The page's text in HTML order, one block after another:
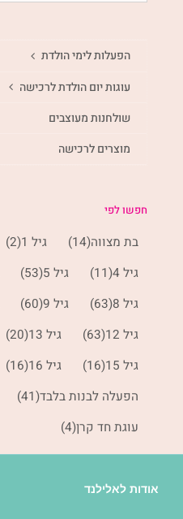
הפעלות לימי הולדת
עוגות יום הולדת לרכישה
שולחנות מעוצבים
מוצרים לרכישה
חפשו לפי
בת מצווה(14) גיל 1 (2)
גיל 4 (11) גיל 5 (53)
גיל 8 (63) גיל 9 (60)
גיל 12
(63) גיל 13 (20)
גיל 15
(16) גיל 16 (16)
הפעלה לבנות בלבד(41)
עוגת חד קרן(4)
אודות לאלילנד